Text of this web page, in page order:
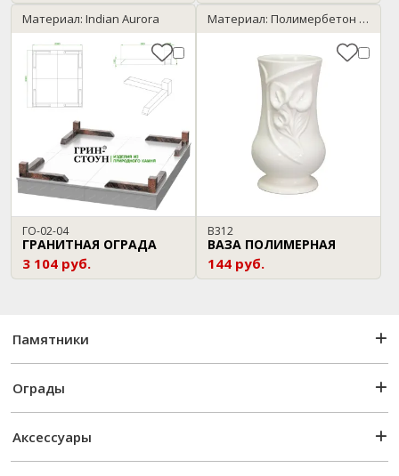
Материал: Indian Aurora
ГО-02-04
ГРАНИТНАЯ ОГРАДА
3 104 руб.
Материал: Полимербетон / мрамор
В312
ВАЗА ПОЛИМЕРНАЯ
144 руб.
Памятники
Ограды
Аксессуары